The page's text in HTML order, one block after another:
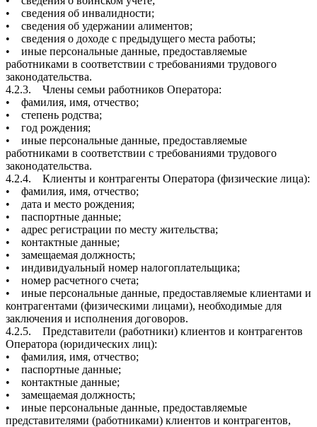
• сведения об инвалидности;
• сведения об удержании алиментов;
• сведения о доходе с предыдущего места работы;
• иные персональные данные, предоставляемые
работниками в соответствии с требованиями трудового
законодательства.
4.2.3. Члены семьи работников Оператора:
• фамилия, имя, отчество;
• степень родства;
• год рождения;
• иные персональные данные, предоставляемые
работниками в соответствии с требованиями трудового
законодательства.
4.2.4. Клиенты и контрагенты Оператора (физические лица):
• фамилия, имя, отчество;
• дата и место рождения;
• паспортные данные;
• адрес регистрации по месту жительства;
• контактные данные;
• замещаемая должность;
• индивидуальный номер налогоплательщика;
• номер расчетного счета;
• иные персональные данные, предоставляемые клиентами и
контрагентами (физическими лицами), необходимые для
заключения и исполнения договоров.
4.2.5. Представители (работники) клиентов и контрагентов
Оператора (юридических лиц):
• фамилия, имя, отчество;
• паспортные данные;
• контактные данные;
• замещаемая должность;
• иные персональные данные, предоставляемые
представителями (работниками) клиентов и контрагентов,